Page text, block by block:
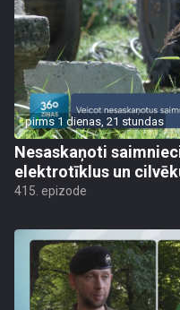
pirms 1 dienas, 21 stundas
Nesaskaņoti
elektrotīklus un
415. epizode